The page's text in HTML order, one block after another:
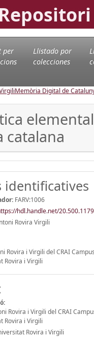
Repositori
per
Llistado por
colecciones
Memòria Digital de
catalana
identificatives
FARV:1006
hdl.handle.net/
Rovira Virgili
Rovira i Virgili del CRAI
Rovira i Virgili
Rovira i Virgili del CRAI
Rovira i Virgili
Rovira i Virgili